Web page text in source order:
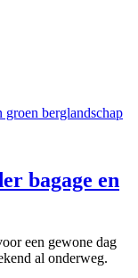
bagage en
een gewone dag
al onderweg.